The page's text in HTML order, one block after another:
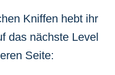
Kniffen hebt ihr
das nächste Level
Seite: